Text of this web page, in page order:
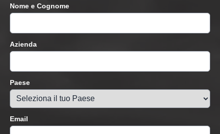
Nome e Cognome
Azienda
Paese
Email